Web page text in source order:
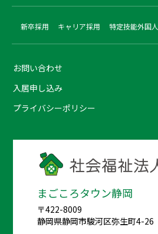
新卒採用 キャリア採用 特定技能外国人
お問い合わせ
入居申し込み
プライバシーポリシー
まごころタウン静岡
〒422-8009
静岡県静岡市駿河区弥生町4-26